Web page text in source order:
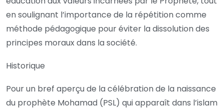
en soulignant l’importance de la répétition comme
méthode pédagogique pour éviter la dissolution des
principes moraux dans la société.
Historique
Pour un bref aperçu de la célébration de la naissance
du prophète Mohamad (PSL) qui apparaît dans l’islam